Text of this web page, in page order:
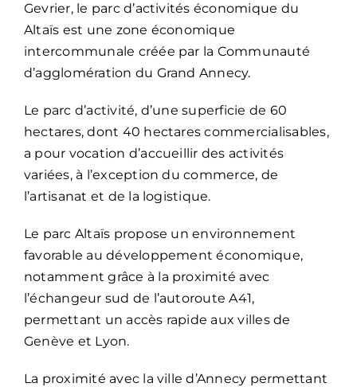
Gevrier, le parc d’activités économique du
Altaïs est une zone économique
intercommunale créée par la Communauté
d’agglomération du Grand Annecy.
Le parc d’activité, d’une superficie de 60
hectares, dont 40 hectares commercialisables,
a pour vocation d’accueillir des activités
variées, à l’exception du commerce, de
l’artisanat et de la logistique.
Le parc Altaïs propose un environnement
favorable au développement économique,
notamment grâce à la proximité avec
l’échangeur sud de l’autoroute A41,
permettant un accès rapide aux villes de
Genève et Lyon.
La proximité avec la ville d’Annecy permettant